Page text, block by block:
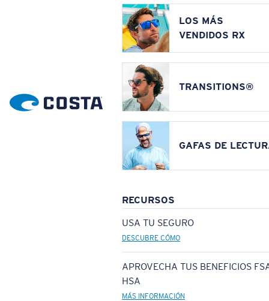
LOS MÁS
VENDIDOS RX
TRANSITIONS®
GAFAS DE
RECURSOS
USA TU SEGURO
DESCUBRE CÓMO
APROVECHA TUS BENEFICIOS
HSA
MÁS INFORMACIÓN